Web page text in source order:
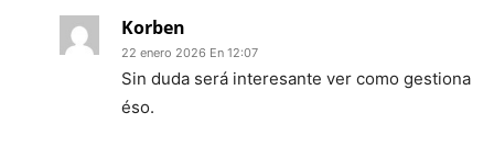
Korben
22 enero 2026 En 12:07
Sin duda será interesante ver como gestiona
éso.